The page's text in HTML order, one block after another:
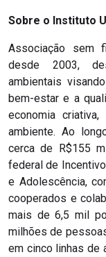
Sobre o Instituto
Associação sem
desde 2003,
ambientais
bem-estar e a
economia
ambiente. Ao
cerca de R$155
federal de
e Adolescência,
cooperados e
mais de 6,5 mil
milhões de
em cinco linhas de